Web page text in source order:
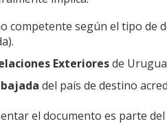
competente según el tipo de
Exterioresde
del país de destino
el documento es parte